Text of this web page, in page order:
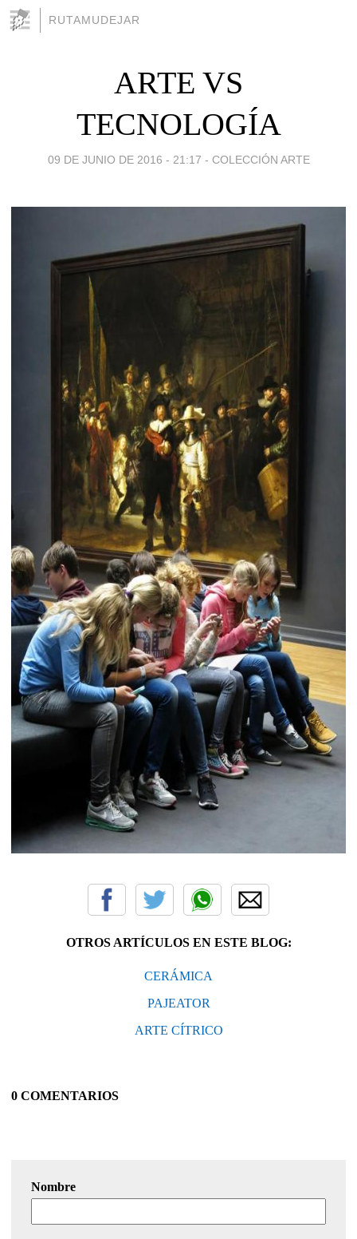
RUTAMUDEJAR
ARTE VS
TECNOLOGÍA
09 DE JUNIO DE 2016 - 21:17 - COLECCIÓN ARTE
OTROS ARTÍCULOS EN ESTE BLOG:
CERÁMICA
PAJEATOR
ARTE CÍTRICO
0 COMENTARIOS
Nombre